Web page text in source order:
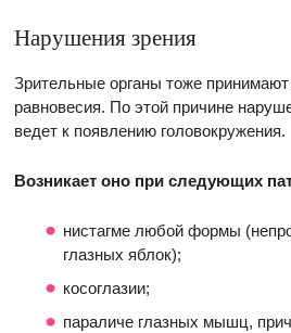
Нарушения зрения
Зрительные органы тоже
равновесия. По этой причине
ведет к появлению головокружения.
Возникает оно при следующих
нистагме любой формы
глазных яблок);
косоглазии;
параличе глазных мышц,